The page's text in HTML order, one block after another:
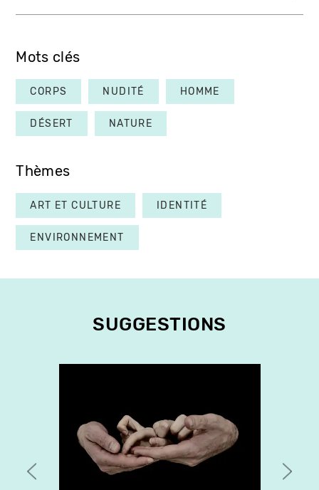
Mots clés
CORPS NUDITÉ HOMME
DÉSERT NATURE
Thèmes
ART ET CULTURE IDENTITÉ
ENVIRONNEMENT
SUGGESTIONS